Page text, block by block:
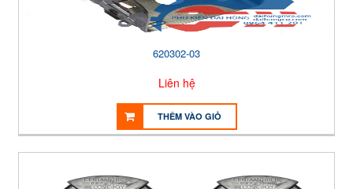
620302-03
Liên hệ
THÊM VÀO GIỎ